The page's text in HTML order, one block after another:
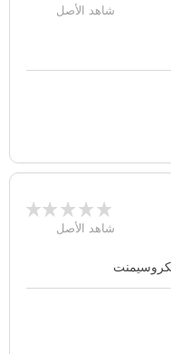
شاهد الأصل
شاهد الأصل